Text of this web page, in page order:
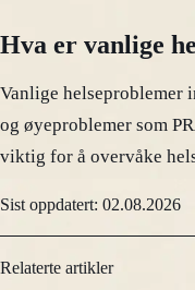
Hva er vanlige
Vanlige helseproblemer
og øyeproblemer som
viktig for å overvåke
Sist oppdatert: 02.08.2026
Relaterte artikler